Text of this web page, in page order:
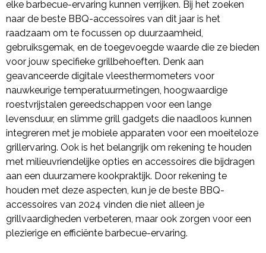
elke barbecue-ervaring kunnen verrijken. Bij het zoeken
naar de beste BBQ-accessoires van dit jaar is het
raadzaam om te focussen op duurzaamheid,
gebruiksgemak, en de toegevoegde waarde die ze bieden
voor jouw specifieke grillbehoeften. Denk aan
geavanceerde digitale vleesthermometers voor
nauwkeurige temperatuurmetingen, hoogwaardige
roestvrijstalen gereedschappen voor een lange
levensduur, en slimme grill gadgets die naadloos kunnen
integreren met je mobiele apparaten voor een moeiteloze
grillervaring. Ook is het belangrijk om rekening te houden
met milieuvriendelijke opties en accessoires die bijdragen
aan een duurzamere kookpraktijk. Door rekening te
houden met deze aspecten, kun je de beste BBQ-
accessoires van 2024 vinden die niet alleen je
grillvaardigheden verbeteren, maar ook zorgen voor een
plezierige en efficiënte barbecue-ervaring.